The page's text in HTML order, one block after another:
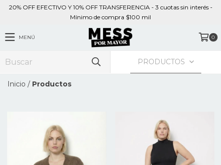
20% OFF EFECTIVO Y 10% OFF TRANSFERENCIA - 3 cuotas sin interés -
Mínimo de compra $100 mil
MENÚ 0
PRODUCTOS
Inicio / Productos